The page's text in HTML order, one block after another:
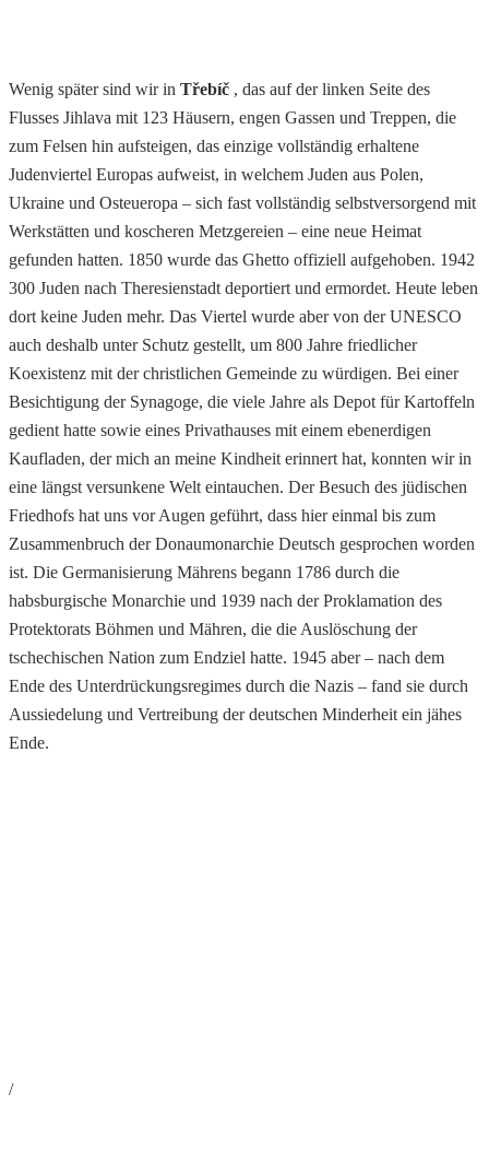
Wenig später sind wir in Třebíč , das auf der linken Seite des
Flusses Jihlava mit 123 Häusern, engen Gassen und Treppen, die
zum Felsen hin aufsteigen, das einzige vollständig erhaltene
Judenviertel Europas aufweist, in welchem Juden aus Polen,
Ukraine und Osteueropa – sich fast vollständig selbstversorgend mit
Werkstätten und koscheren Metzgereien – eine neue Heimat
gefunden hatten. 1850 wurde das Ghetto offiziell aufgehoben. 1942
300 Juden nach Theresienstadt deportiert und ermordet. Heute leben
dort keine Juden mehr. Das Viertel wurde aber von der UNESCO
auch deshalb unter Schutz gestellt, um 800 Jahre friedlicher
Koexistenz mit der christlichen Gemeinde zu würdigen. Bei einer
Besichtigung der Synagoge, die viele Jahre als Depot für Kartoffeln
gedient hatte sowie eines Privathauses mit einem ebenerdigen
Kaufladen, der mich an meine Kindheit erinnert hat, konnten wir in
eine längst versunkene Welt eintauchen. Der Besuch des jüdischen
Friedhofs hat uns vor Augen geführt, dass hier einmal bis zum
Zusammenbruch der Donaumonarchie Deutsch gesprochen worden
ist. Die Germanisierung Mährens begann 1786 durch die
habsburgische Monarchie und 1939 nach der Proklamation des
Protektorats Böhmen und Mähren, die die Auslöschung der
tschechischen Nation zum Endziel hatte. 1945 aber – nach dem
Ende des Unterdrückungsregimes durch die Nazis – fand sie durch
Aussiedelung und Vertreibung der deutschen Minderheit ein jähes
Ende.
/